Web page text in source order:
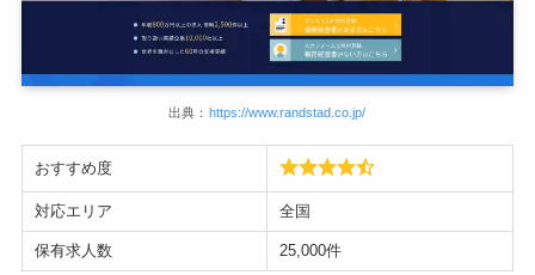
出典： https://www.randstad.co.jp/
おすすめ度
対応エリア 全国
保有求人数 25,000件